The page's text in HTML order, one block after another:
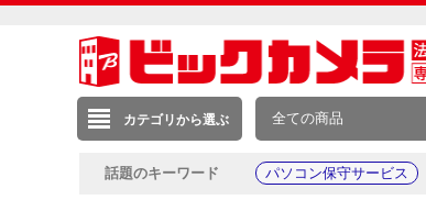
カテゴリから選ぶ 全ての商品
話題のキーワード パソコン保守サービス